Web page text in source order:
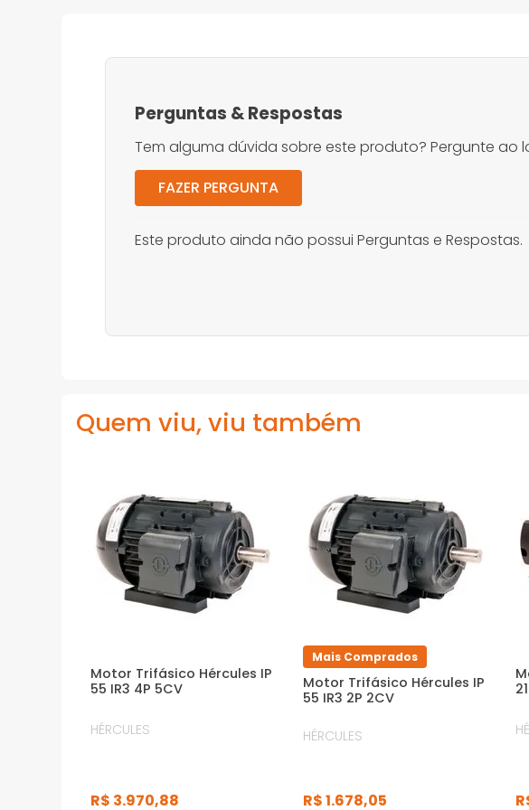
Perguntas &Respostas
Tem alguma dúvida sobre este produto? Pergunte ao
FAZER PERGUNTA
Este produto ainda não possui Perguntas e Respostas.
Quem viu, viu também
Motor Trifásico Hércules IP
55 IR3 4P 5CV
HÉRCULES
R$ 3.970,88
Mais Comprados
Motor Trifásico Hércules IP
55 IR3 2P 2CV
HÉRCULES
R$1.678,05